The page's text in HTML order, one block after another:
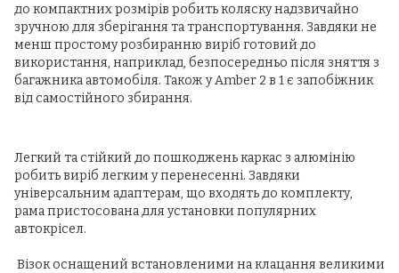
до компактних розмірів робить коляску надзвичайно
зручною для зберігання та транспортування. Завдяки не
менш простому розбиранню виріб готовий до
використання, наприклад, безпосередньо після зняття з
багажника автомобіля. Також у Amber 2 в 1 є запобіжник
від самостійного збирання.
Легкий та стійкий до пошкоджень каркас з алюмінію
робить виріб легким у перенесенні. Завдяки
універсальним адаптерам, що входять до комплекту,
рама пристосована для установки популярних
автокрісел.
Візок оснащений встановленими на клацання великими